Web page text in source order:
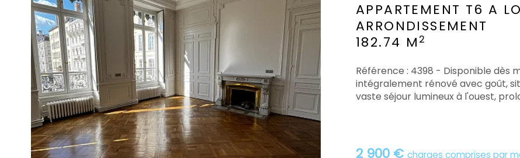
APPARTEMENT T6 A
ARRONDISSEMENT
182.74 M 2
2 900 € charges comprises par
Référence : 4398 - Disponible dès
intégralement rénové avec goût,
vaste séjour lumineux à l'ouest,